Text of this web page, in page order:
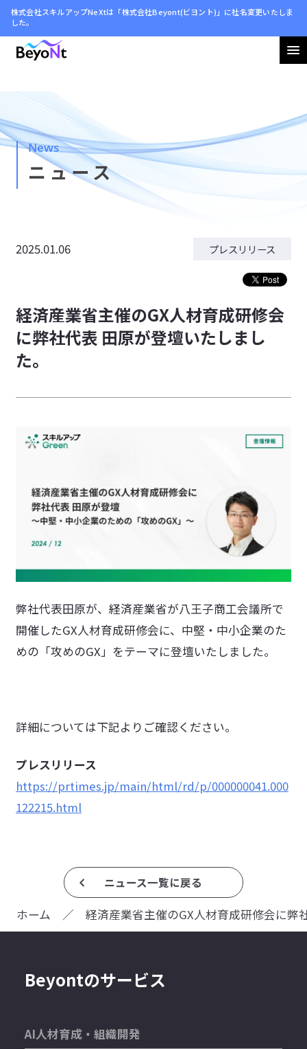
株式会社スキルアップNeXtは「株式会社Beyont(ビヨント)」に社名変更いたしま
した。
ニュース
サステナビリティ
採用情報
プライバシーポリシー
採用活動におけるプライバシーポリシー
カスタマーハラスメントに対する基本方針
News
ニュース
2025.01.06 プレスリリース
経済産業省主催のGX人材育成研修会
に弊社代表 田原が登壇いたしまし
た。
弊社代表田原が、経済産業省が八王子商工会議所で
開催したGX人材育成研修会に、中堅・中小企業のた
めの「攻めのGX」をテーマに登壇いたしました。
詳細については下記よりご確認ください。
プレスリリース
https://prtimes.jp/main/html/rd/p/000000041.000
122215.html
ニュース一覧に戻る
ホーム ／ 経済産業省主催のGX人材育成研修会に弊
Beyontのサービス
AI人材育成・組織開発